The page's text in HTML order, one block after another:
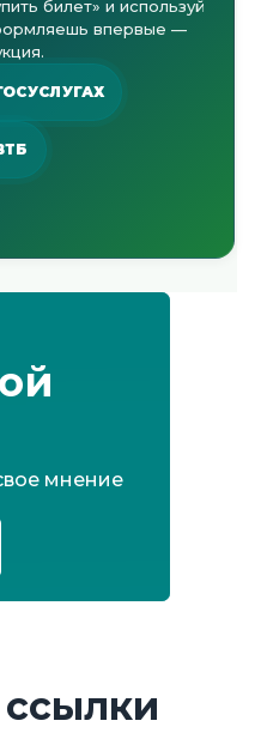
билет» и используй
впервые —
мнение